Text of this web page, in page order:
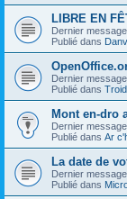
LIBRE EN
Dernier
Publié dans
Dernier
Publié dans
Mont en-dro
Dernier
Publié dans Ar
La date de
Dernier
Publié dans